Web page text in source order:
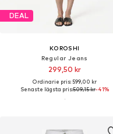
DEAL
KOROSHI
Regular Jeans
299,50 kr
Ordinarie pris: 599,00 kr
Senaste lägsta pris:509,15 kr-41%